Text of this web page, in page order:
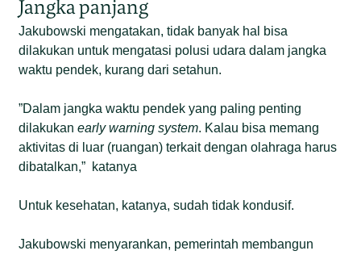
Jangka panjang
Jakubowski mengatakan, tidak banyak hal bisa
dilakukan untuk mengatasi polusi udara dalam jangka
waktu pendek, kurang dari setahun.
”Dalam jangka waktu pendek yang paling penting
dilakukanearly warning system. Kalau bisa memang
aktivitas di luar (ruangan) terkait dengan olahraga harus
dibatalkan,” katanya
Untuk kesehatan, katanya, sudah tidak kondusif.
Jakubowski menyarankan, pemerintah membangun